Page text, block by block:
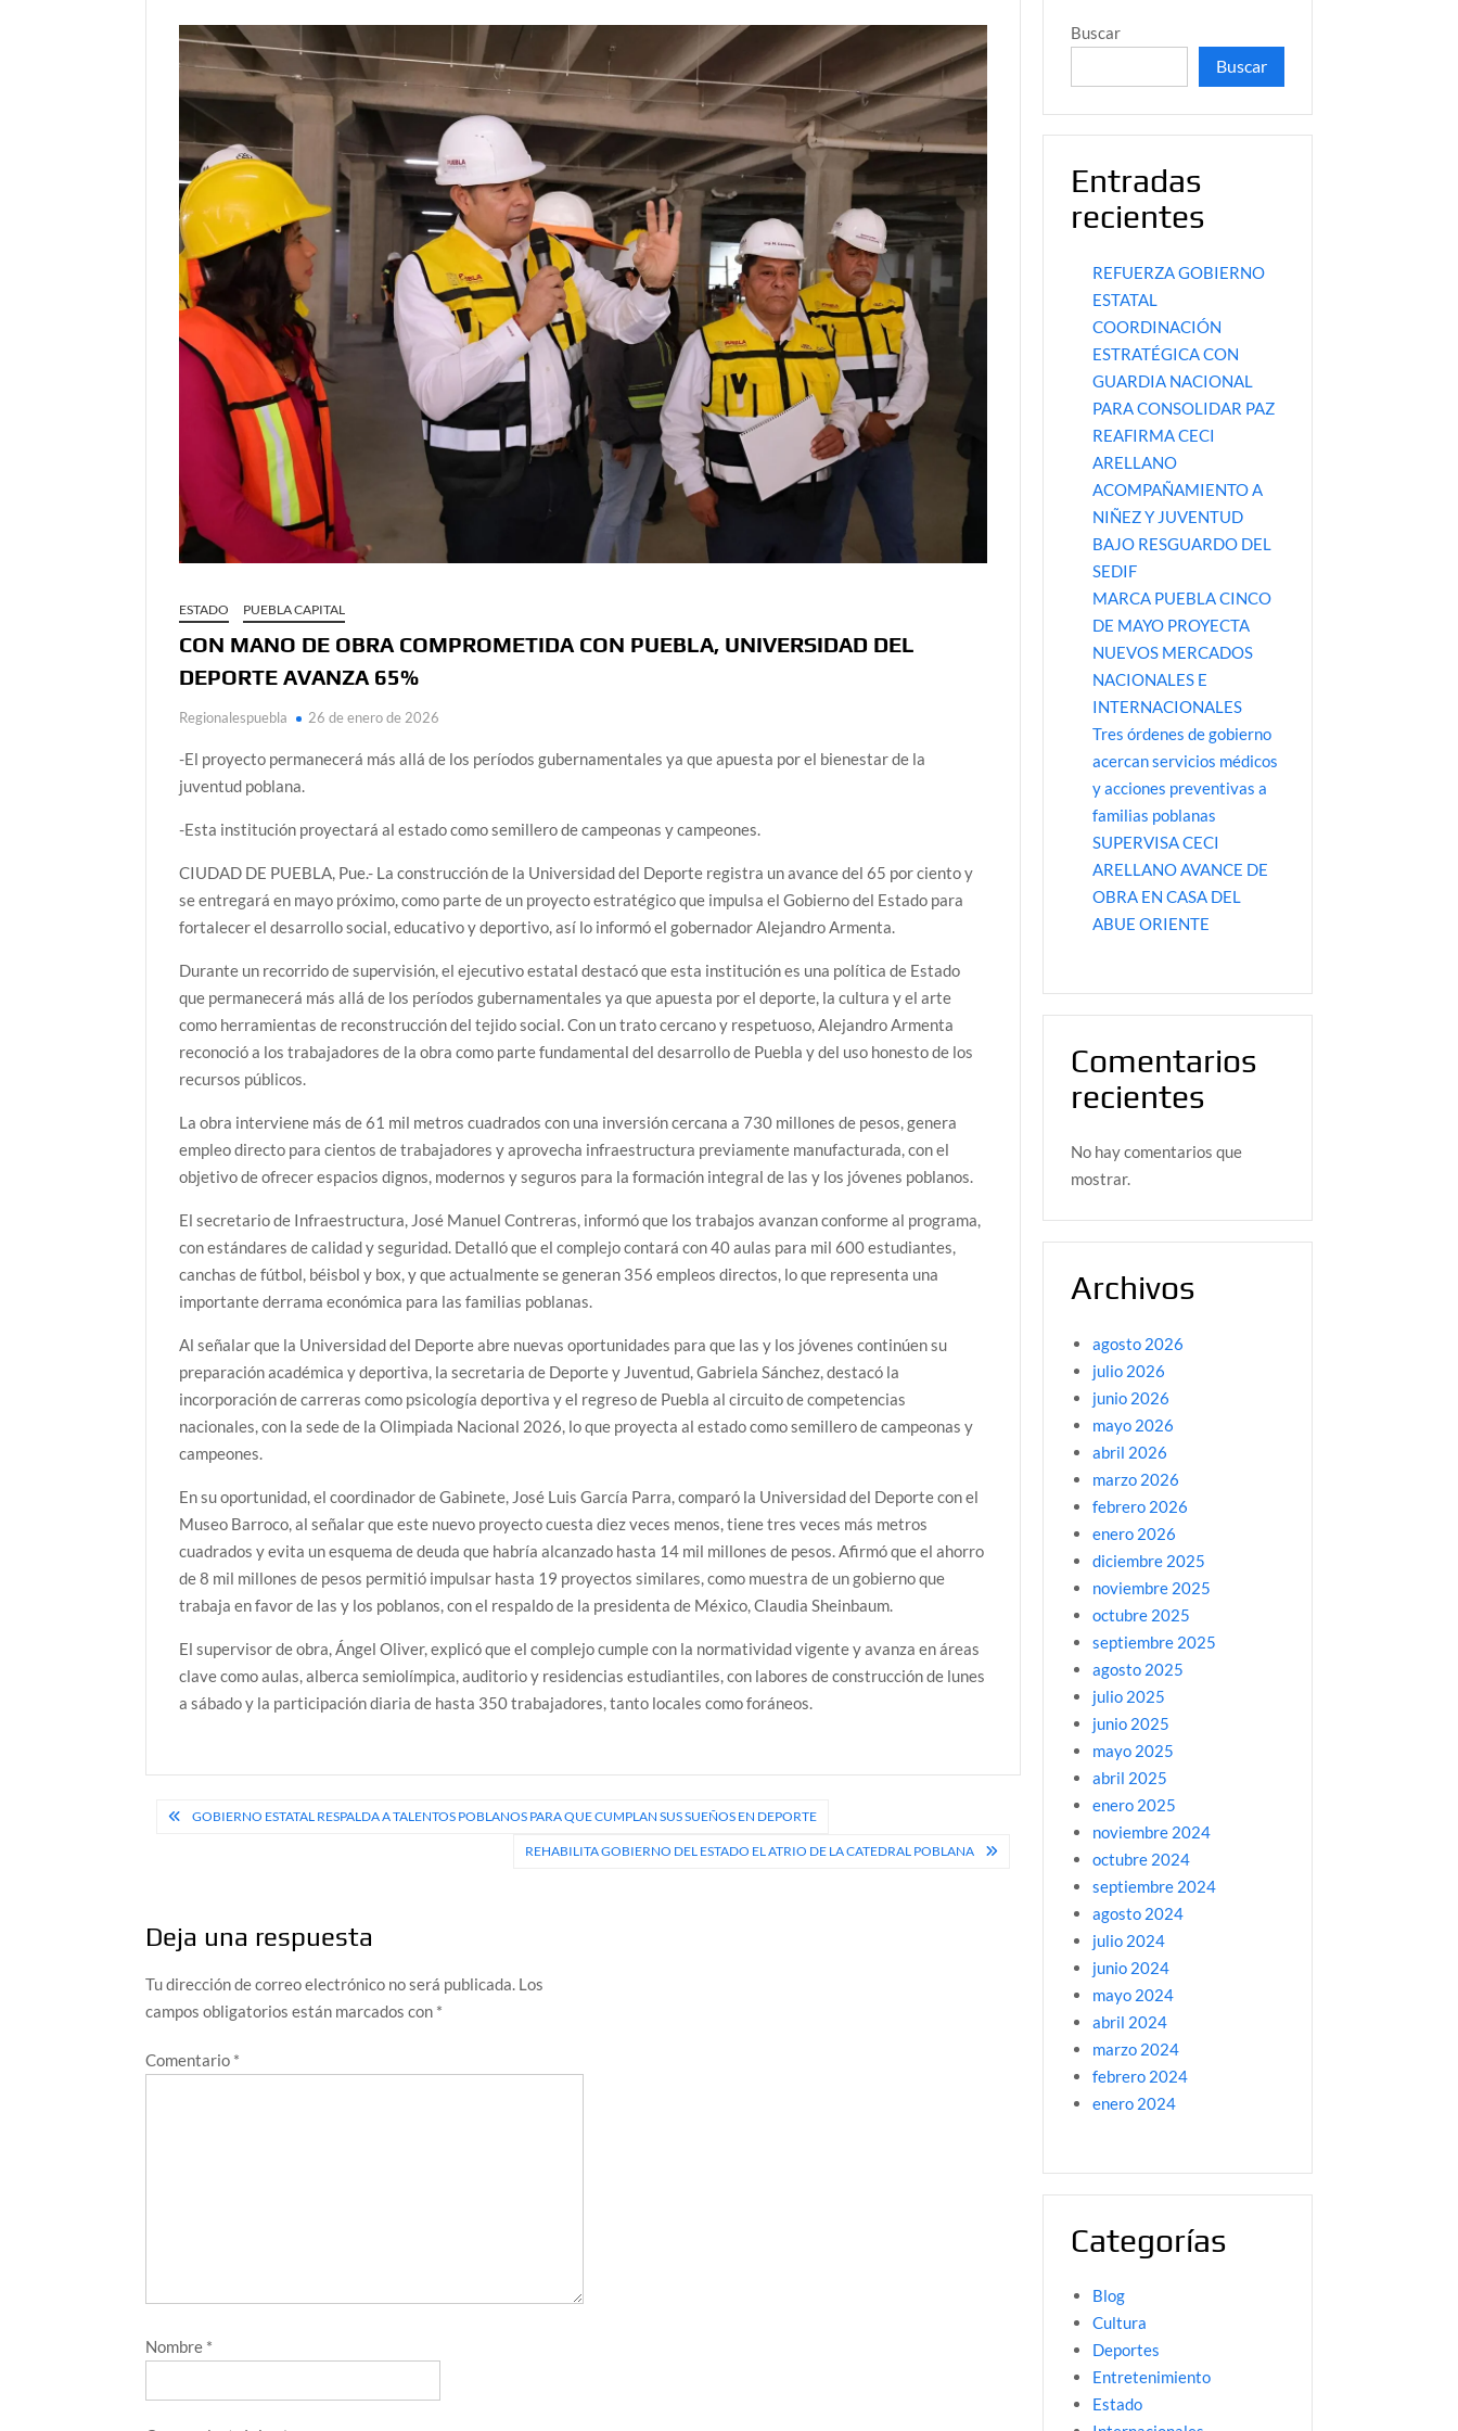
ESTADO PUEBLA CAPITAL
CON MANO DE OBRA COMPROMETIDA CON PUEBLA, UNIVERSIDAD DEL
DEPORTE AVANZA 65%
Regionalespuebla 26 de enero de 2026
-El proyecto permanecerá más allá de los períodos gubernamentales ya que apuesta por el bienestar de la
juventud poblana.
-Esta institución proyectará al estado como semillero de campeonas y campeones.
CIUDAD DE PUEBLA, Pue.- La construcción de la Universidad del Deporte registra un avance del 65 por ciento y
se entregará en mayo próximo, como parte de un proyecto estratégico que impulsa el Gobierno del Estado para
fortalecer el desarrollo social, educativo y deportivo, así lo informó el gobernador Alejandro Armenta.
Durante un recorrido de supervisión, el ejecutivo estatal destacó que esta institución es una política de Estado
que permanecerá más allá de los períodos gubernamentales ya que apuesta por el deporte, la cultura y el arte
como herramientas de reconstrucción del tejido social. Con un trato cercano y respetuoso, Alejandro Armenta
reconoció a los trabajadores de la obra como parte fundamental del desarrollo de Puebla y del uso honesto de los
recursos públicos.
La obra interviene más de 61 mil metros cuadrados con una inversión cercana a 730 millones de pesos, genera
empleo directo para cientos de trabajadores y aprovecha infraestructura previamente manufacturada, con el
objetivo de ofrecer espacios dignos, modernos y seguros para la formación integral de las y los jóvenes poblanos.
El secretario de Infraestructura, José Manuel Contreras, informó que los trabajos avanzan conforme al programa,
con estándares de calidad y seguridad. Detalló que el complejo contará con 40 aulas para mil 600 estudiantes,
canchas de fútbol, béisbol y box, y que actualmente se generan 356 empleos directos, lo que representa una
importante derrama económica para las familias poblanas.
Al señalar que la Universidad del Deporte abre nuevas oportunidades para que las y los jóvenes continúen su
preparación académica y deportiva, la secretaria de Deporte y Juventud, Gabriela Sánchez, destacó la
incorporación de carreras como psicología deportiva y el regreso de Puebla al circuito de competencias
nacionales, con la sede de la Olimpiada Nacional 2026, lo que proyecta al estado como semillero de campeonas y
campeones.
En su oportunidad, el coordinador de Gabinete, José Luis García Parra, comparó la Universidad del Deporte con el
Museo Barroco, al señalar que este nuevo proyecto cuesta diez veces menos, tiene tres veces más metros
cuadrados y evita un esquema de deuda que habría alcanzado hasta 14 mil millones de pesos. Afirmó que el ahorro
de 8 mil millones de pesos permitió impulsar hasta 19 proyectos similares, como muestra de un gobierno que
trabaja en favor de las y los poblanos, con el respaldo de la presidenta de México, Claudia Sheinbaum.
El supervisor de obra, Ángel Oliver, explicó que el complejo cumple con la normatividad vigente y avanza en áreas
clave como aulas, alberca semiolímpica, auditorio y residencias estudiantiles, con labores de construcción de lunes
a sábado y la participación diaria de hasta 350 trabajadores, tanto locales como foráneos.
Navegación
GOBIERNO ESTATAL RESPALDA A TALENTOS POBLANOS PARA QUE CUMPLAN SUS SUEÑOS EN DEPORTE
REHABILITA GOBIERNO DEL ESTADO EL ATRIO DE LA CATEDRAL POBLANA
Deja una respuesta
Tu dirección de correo electrónico no será publicada. Los
campos obligatorios están marcados con *
Comentario *
Nombre *
Buscar
Buscar
Entradas
recientes
REFUERZA GOBIERNO
ESTATAL
COORDINACIÓN
ESTRATÉGICA CON
GUARDIA NACIONAL
PARA CONSOLIDAR PAZ
REAFIRMA CECI
ARELLANO
ACOMPAÑAMIENTO A
NIÑEZ Y JUVENTUD
BAJO RESGUARDO DEL
SEDIF
MARCA PUEBLA CINCO
DE MAYO PROYECTA
NUEVOS MERCADOS
NACIONALES E
INTERNACIONALES
Tres órdenes de gobierno
acercan servicios médicos
y acciones preventivas a
familias poblanas
SUPERVISA CECI
ARELLANO AVANCE DE
OBRA EN CASA DEL
ABUE ORIENTE
Comentarios
recientes
No hay comentarios que
mostrar.
Archivos
agosto 2026
julio 2026
junio 2026
mayo 2026
abril 2026
marzo 2026
febrero 2026
enero 2026
diciembre 2025
noviembre 2025
octubre 2025
septiembre 2025
agosto 2025
julio 2025
junio 2025
mayo 2025
abril 2025
enero 2025
noviembre 2024
octubre 2024
septiembre 2024
agosto 2024
julio 2024
junio 2024
mayo 2024
abril 2024
marzo 2024
febrero 2024
enero 2024
Categorías
Blog
Cultura
Deportes
Entretenimiento
Estado